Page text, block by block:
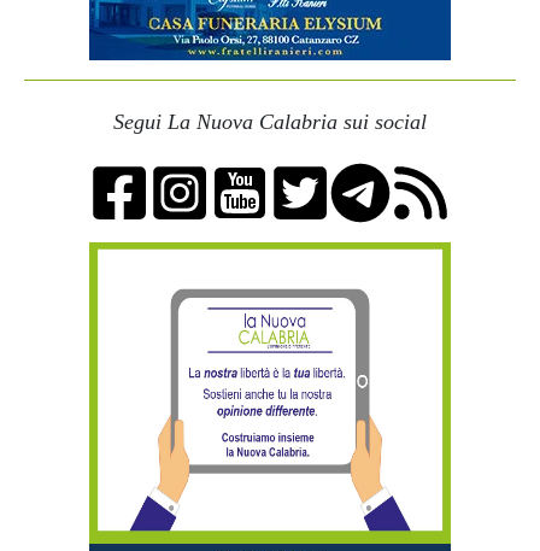
Segui La Nuova Calabria sui social